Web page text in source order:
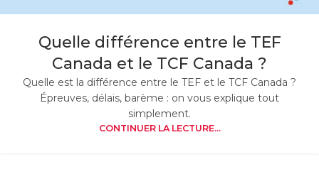
Quelle différence entre le TEF
Canada et le TCF Canada ?
Quelle est la différence entre le TEF et le TCF Canada ?
Épreuves, délais, barème : on vous explique tout
simplement.
CONTINUER LA LECTURE...